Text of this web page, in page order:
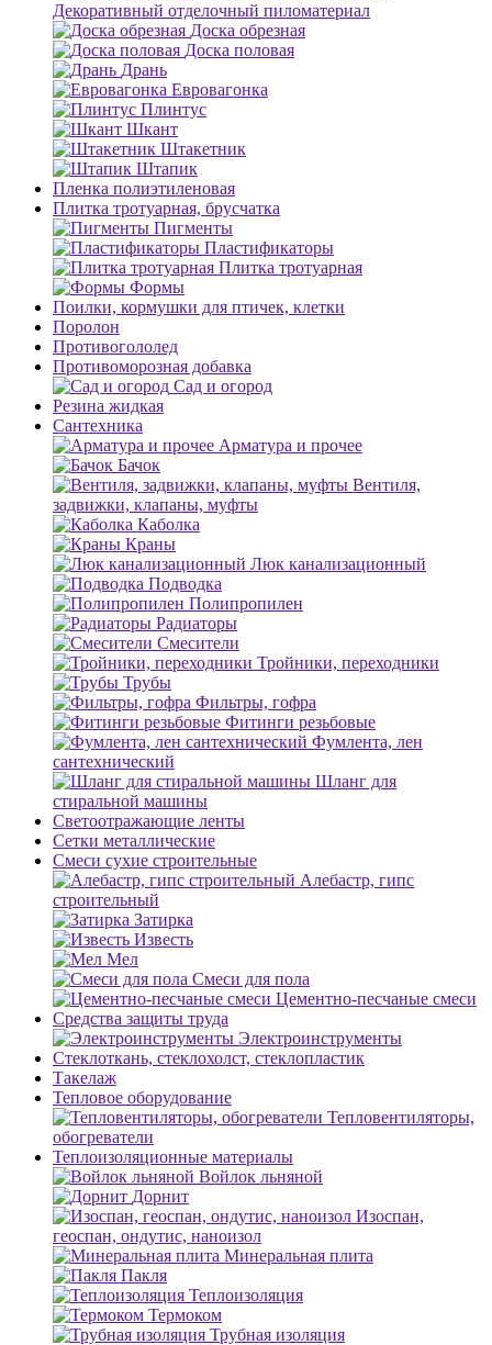
Декоративный отделочный пиломатериал
Доска обрезная
Доска половая
Дрань
Евровагонка
Плинтус
Шкант
Штакетник
Штапик
Пленка полиэтиленовая
Плитка тротуарная, брусчатка
Пигменты
Пластификаторы
Плитка тротуарная
Формы
Поилки, кормушки для птичек, клетки
Поролон
Противогололед
Противоморозная добавка
Сад и огород
Резина жидкая
Сантехника
Арматура и прочее
Бачок
Вентиля,
задвижки, клапаны, муфты
Каболка
Краны
Люк канализационный
Подводка
Полипропилен
Радиаторы
Смесители
Тройники, переходники
Трубы
Фильтры, гофра
Фитинги резьбовые
Фумлента, лен
сантехнический
Шланг для
стиральной машины
Светоотражающие ленты
Сетки металлические
Смеси сухие строительные
Алебастр, гипс
строительный
Затирка
Известь
Мел
Смеси для пола
Цементно-песчаные смеси
Средства защиты труда
Электроинструменты
Стеклоткань, стеклохолст, стеклопластик
Такелаж
Тепловое оборудование
Тепловентиляторы,
обогреватели
Теплоизоляционные материалы
Войлок льняной
Дорнит
Изоспан,
геоспан, ондутис, наноизол
Минеральная плита
Пакля
Теплоизоляция
Термоком
Трубная изоляция